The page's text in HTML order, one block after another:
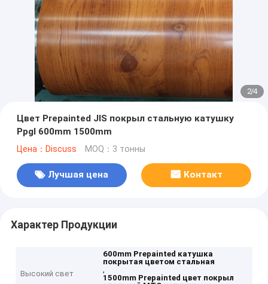
2/4
Цвет Prepainted JIS покрыл стальную катушку
Ppgl 600mm 1500mm
Цена：Discuss MOQ：3 тонны
Лучшая цена Контакт
Характер Продукции
Высокий свет
600mm Prepainted катушка
покрытая цветом стальная
,
1500mm Prepainted цвет покрыл